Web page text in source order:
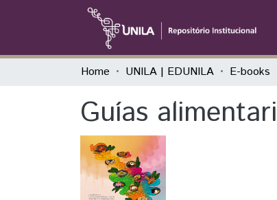
Home UNILA | EDUNILA E-books
Guías